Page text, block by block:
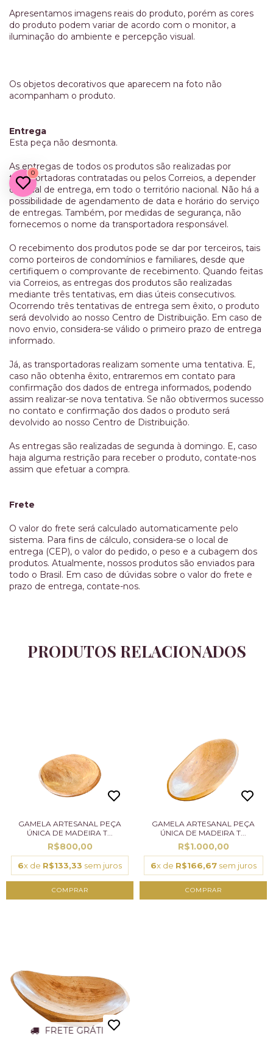
Apresentamos imagens reais do produto, porém as cores
do produto podem variar de acordo com o monitor, a
iluminação do ambiente e percepção visual.
Os objetos decorativos que aparecem na foto não
acompanham o produto.
Entrega
Esta peça não desmonta.
As entregas de todos os produtos são realizadas por
transportadoras contratadas ou pelos Correios, a depender
do local de entrega, em todo o território nacional. Não há a
possibilidade de agendamento de data e horário do serviço
de entregas. Também, por medidas de segurança, não
fornecemos o nome da transportadora responsável.
O recebimento dos produtos pode se dar por terceiros, tais
como porteiros de condomínios e familiares, desde que
certifiquem o comprovante de recebimento. Quando feitas
via Correios, as entregas dos produtos são realizadas
mediante três tentativas, em dias úteis consecutivos.
Ocorrendo três tentativas de entrega sem êxito, o produto
será devolvido ao nosso Centro de Distribuição. Em caso de
novo envio, considera-se válido o primeiro prazo de entrega
informado.
Já, as transportadoras realizam somente uma tentativa. E,
caso não obtenha êxito, entraremos em contato para
confirmação dos dados de entrega informados, podendo
assim realizar-se nova tentativa. Se não obtivermos sucesso
no contato e confirmação dos dados o produto será
devolvido ao nosso Centro de Distribuição.
As entregas são realizadas de segunda à domingo. E, caso
haja alguma restrição para receber o produto, contate-nos
assim que efetuar a compra.
Frete
O valor do frete será calculado automaticamente pelo
sistema. Para fins de cálculo, considera-se o local de
entrega (CEP), o valor do pedido, o peso e a cubagem dos
produtos. Atualmente, nossos produtos são enviados para
todo o Brasil. Em caso de dúvidas sobre o valor do frete e
prazo de entrega, contate-nos.
PRODUTOS RELACIONADOS
GAMELA ARTESANAL PEÇA
ÚNICA DE MADEIRA T...
R$800,00
6x de R$133,33 sem juros
GAMELA ARTESANAL PEÇA
ÚNICA DE MADEIRA T...
R$1.000,00
6x de R$166,67sem juros
FRETE GRÁTIS
0